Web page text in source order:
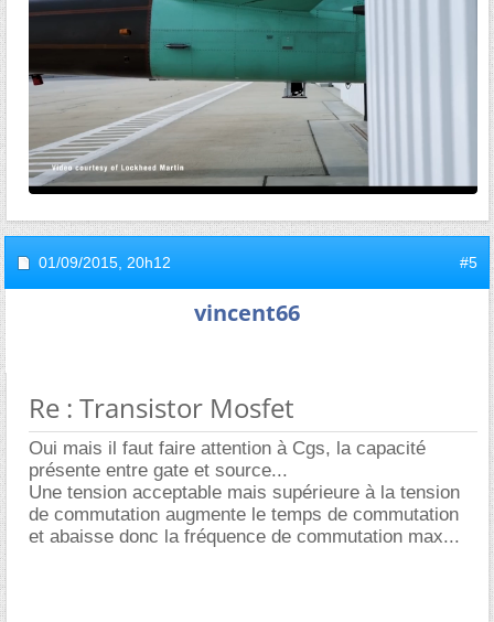
01/09/2015, 20h12 #5
vincent66
Re : Transistor Mosfet
Oui mais il faut faire attention à Cgs, la capacité
présente entre gate et source...
Une tension acceptable mais supérieure à la tension
de commutation augmente le temps de commutation
et abaisse donc la fréquence de commutation max...